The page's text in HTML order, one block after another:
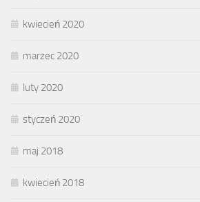
kwiecień 2020
marzec 2020
luty 2020
styczeń 2020
maj 2018
kwiecień 2018